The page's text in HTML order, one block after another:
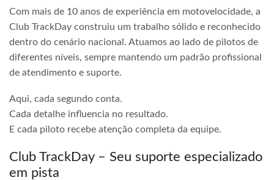
Com mais de 10 anos de experiência em motovelocidade, a
Club TrackDay construiu um trabalho sólido e reconhecido
dentro do cenário nacional. Atuamos ao lado de pilotos de
diferentes níveis, sempre mantendo um padrão profissional
de atendimento e suporte.
Aqui, cada segundo conta.
Cada detalhe influencia no resultado.
E cada piloto recebe atenção completa da equipe.
Club TrackDay – Seu suporte especializado
em pista